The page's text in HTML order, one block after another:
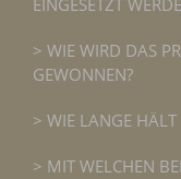
EINGESETZT
WIE WIRD DAS
GEWONNEN?
WIE LANGE HÄLT
MIT WELCHEN